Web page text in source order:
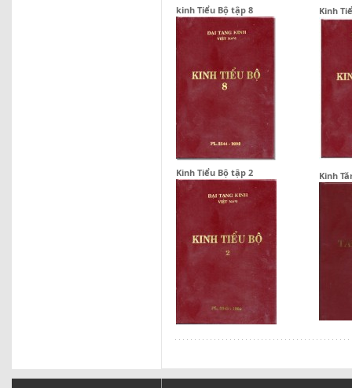
kinh Tiểu Bộ tập 8 Kinh
Kinh Tiểu Bộ tập 2 Kinh